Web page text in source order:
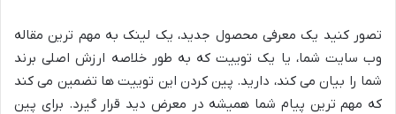
تصور کنید یک معرفی محصول جدید، یک لینک به مهم ترین مقاله
وب سایت شما، یا یک توییت که به طور خلاصه ارزش اصلی برند
شما را بیان می کند، دارید. پین کردن این توییت ها تضمین می کند
که مهم ترین پیام شما همیشه در معرض دید قرار گیرد. برای پین